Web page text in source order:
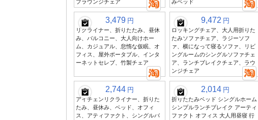
プラウンジチェア
みベッド
3,479 円
リクライナー、折りたたみ、昼休
み、バルコニー、大人向けホー
ム、カジュアル、怠惰な仮眠、オ
フィス、屋外ポータブル、インタ
ーネットセレブ、竹製チェア
9,472 円
ロッキングチェア、大人用折りた
たみソファチェア、ラジーソフ
ァ、横になって寝るソファ、リビ
ングルームのシングルソファチェ
ア、ランチブレイクチェア、ラウ
ンジチェア
2,744 円
アイチェンリクライナー、折りた
たみ、昼休み、ベッド、オフィ
ス、アティファクト、シングルバ
2,014 円
折りたたみベッド シングルホーム
シンプルランチブレイク アーティ
ファクト オフィス 大人用昼寝 行